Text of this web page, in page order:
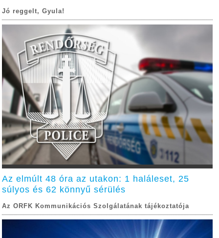
Jó reggelt, Gyula!
Az elmúlt 48 óra az utakon: 1 haláleset, 25
súlyos és 62 könnyű sérülés
Az ORFK Kommunikációs Szolgálatának tájékoztatója